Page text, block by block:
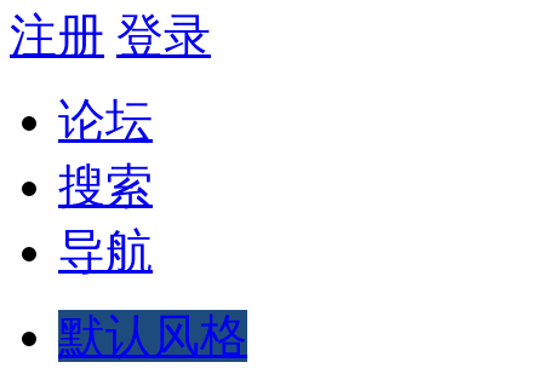
注册 登录
论坛
搜索
导航
默认风格